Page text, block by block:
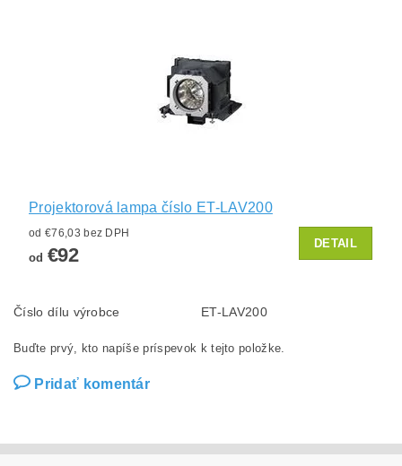
Projektorová lampa číslo ET-LAV200
od €76,03 bez DPH
od €92
DETAIL
Číslo dílu výrobce ET-LAV200
Buďte prvý, kto napíše príspevok k tejto položke.
Pridať komentár